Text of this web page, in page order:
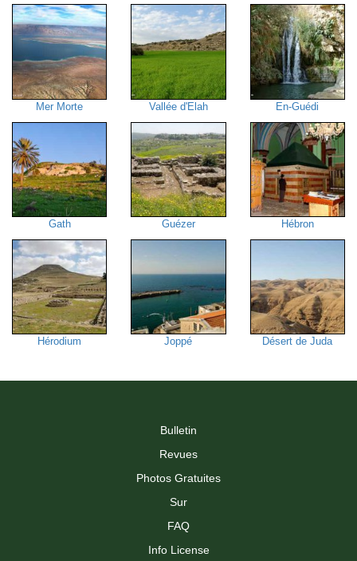
Mer Morte Vallée d'Elah En-Guédi
Gath Guézer Hébron
Hérodium Joppé Désert de Juda
Bulletin
Revues
Photos Gratuites
Sur
FAQ
Info License